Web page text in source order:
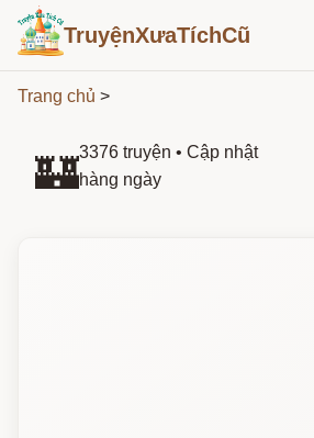
TruyệnXưaTíchCũ
Trang chủ >
🏰3376 truyện • Cập nhật hàng
ngày